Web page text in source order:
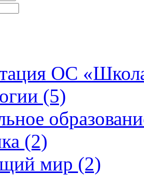
ОС
(5)
(2)
мир (2)